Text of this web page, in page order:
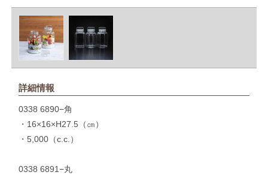
詳細情報
0338 6890−角
・16×16×H27.5（㎝）
・5,000（c.c.）
0338 6891−丸